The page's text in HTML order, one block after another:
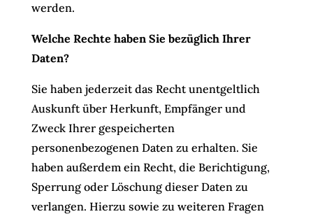
werden.
Welche Rechte haben Sie bezüglich Ihrer
Daten?
Sie haben jederzeit das Recht unentgeltlich
Auskunft über Herkunft, Empfänger und
Zweck Ihrer gespeicherten
personenbezogenen Daten zu erhalten. Sie
haben außerdem ein Recht, die Berichtigung,
Sperrung oder Löschung dieser Daten zu
verlangen. Hierzu sowie zu weiteren Fragen